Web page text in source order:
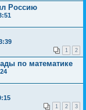
Россию
1 2
по математике
1 2 3